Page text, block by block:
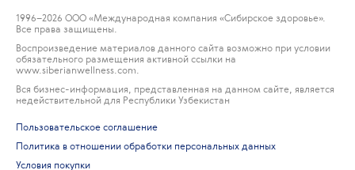
1996–2026 ООО «Международная компания «Сибирское здоровье».
Все права защищены.
Воспроизведение материалов данного сайта возможно при условии
обязательного размещения активной ссылки на
www.siberianwellness.com.
Вся бизнес-информация, представленная на данном сайте, является
недействительной для Республики Узбекистан
Пользовательское соглашение
Политика в отношении обработки персональных данных
Условия покупки